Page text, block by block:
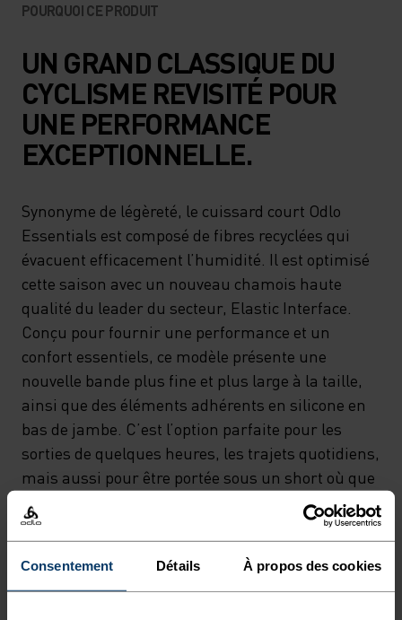
Consentement Détails À propos des cookies
POURQUOI CE PRODUIT
UN GRAND CLASSIQUE DU
CYCLISME REVISITÉ POUR
UNE PERFORMANCE
EXCEPTIONNELLE.
Synonyme de légèreté, le cuissard court Odlo
Essentials est composé de fibres recyclées qui
évacuent efficacement l’humidité. Il est optimisé
cette saison avec un nouveau chamois haute
qualité du leader du secteur, Elastic Interface.
Conçu pour fournir une performance et un
confort essentiels, ce modèle présente une
nouvelle bande plus fine et plus large à la taille,
ainsi que des éléments adhérents en silicone en
bas de jambe. C’est l’option parfaite pour les
sorties de quelques heures, les trajets quotidiens,
mais aussi pour être portée sous un short où que
tes aventures te mènent. Confort suprême.
Performance rationnelle. Il ne reste plus qu’à